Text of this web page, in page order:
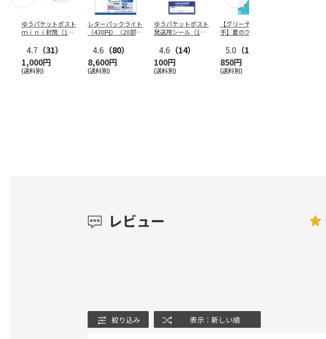
ゆうパケットポスト
ｍｉｎｉ封筒（1個
4.7 （31）
1,000円
(送料別)
レターパックライト
（430円）（20部セ
4.6 （80）
8,600円
(送料別)
ゆうパケットポスト
発送用シール（1個
4.6 （14）
100円
(送料別)
【グリーティング切
手】夏のグリーティ
5.0 （10）
850円
(送料別)
レビュー
絞り込み 表示：新しい順